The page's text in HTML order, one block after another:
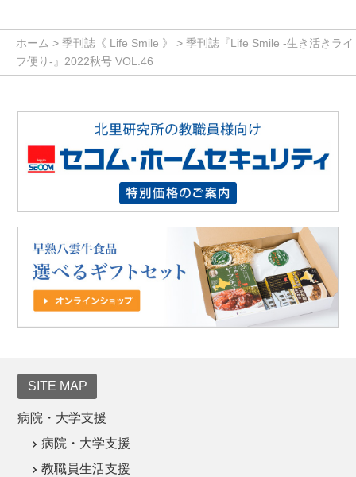
ホーム > 季刊誌《 Life Smile 》 > 季刊誌『Life Smile -生き活きライ
フ便り-』2022秋号 VOL.46
SITE MAP
病院・大学支援
病院・大学支援
教職員生活支援